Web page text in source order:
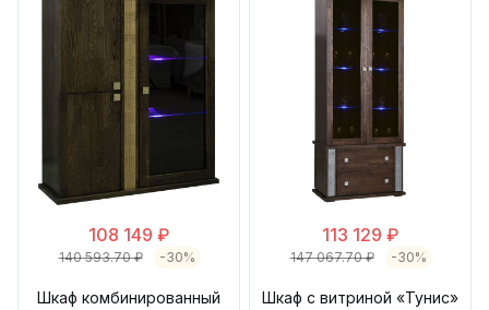
108 149 ₽
140 593.70 ₽ -30%
Шкаф комбинированный
113 129 ₽
147 067.70 ₽ -30%
Шкаф с витриной «Тунис»